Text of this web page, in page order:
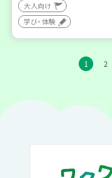
大人向け
学び・体験
1 2